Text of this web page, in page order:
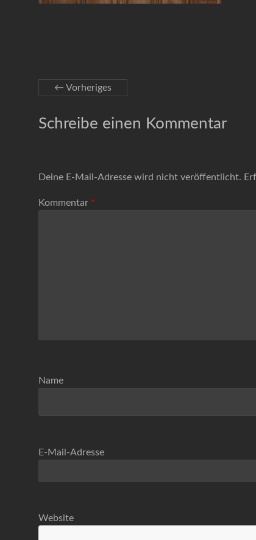
← Vorheriges
Schreibe einen Kommentar
Deine E-Mail-Adresse wird nicht veröffentlicht.
Kommentar *
Name
E-Mail-Adresse
Website